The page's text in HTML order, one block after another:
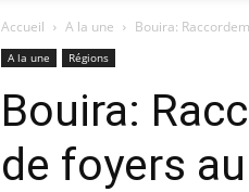
Accueil A la une Bouira:
A la une Régions
Bouira:
de foyers